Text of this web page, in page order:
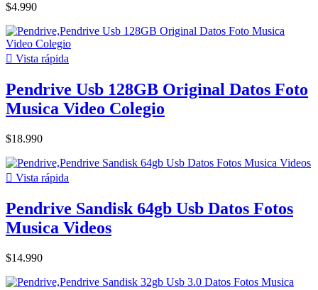
$4.990
 Vista rápida
Pendrive Usb 128GB Original Datos Foto
Musica Video Colegio
$18.990
 Vista rápida
Pendrive Sandisk 64gb Usb Datos Fotos
Musica Videos
$14.990